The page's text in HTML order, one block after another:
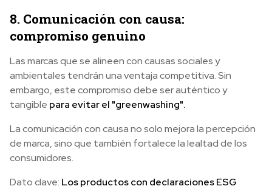
8. Comunicación con causa:
compromiso genuino
Las marcas que se alineen con causas sociales y
ambientales tendrán una ventaja competitiva. Sin
embargo, este compromiso debe ser auténtico y
tangible para evitar el "greenwashing".
La comunicación con causa no solo mejora la percepción
de marca, sino que también fortalece la lealtad de los
consumidores.
Dato clave: Los productos con declaraciones ESG